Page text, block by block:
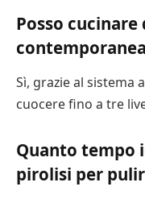
Posso
Sì, grazie al sistema
cuocere fino a tre
Quanto tempo
pirolisi per